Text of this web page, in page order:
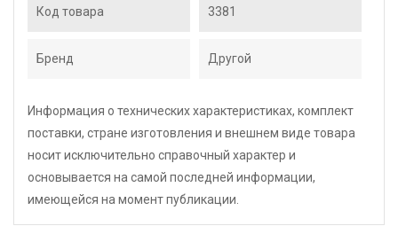
Код товара 3381
Бренд Другой
Информация о технических характеристиках, комплект
поставки, стране изготовления и внешнем виде товара
носит исключительно справочный характер и
основывается на самой последней информации,
имеющейся на момент публикации.